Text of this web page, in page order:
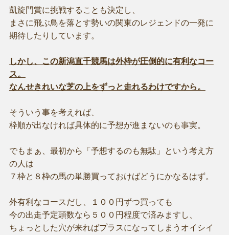
凱旋門賞に挑戦することも決定し、
まさに飛ぶ鳥を落とす勢いの関東のレジェンドの一発に
期待したりしています。
しかし、この新潟直千競馬は外枠が圧倒的に有利なコー
ス。
なんせきれいな芝の上をずっと走れるわけですから。
そういう事を考えれば、
枠順が出なければ具体的に予想が進まないのも事実。
でもまぁ、最初から「予想するのも無駄」という考え方
の人は
７枠と８枠の馬の単勝買っておけばどうにかなるはず。
外有利なコースだし、１００円ずつ買っても
今の出走予定頭数なら５００円程度で済みますし、
ちょっとした穴が来ればプラスになってしまうオイシイ